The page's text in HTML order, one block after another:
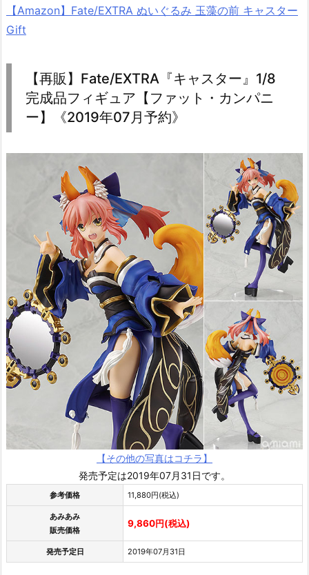
【Amazon】Fate/EXTRA ぬいぐるみ 玉藻の前 キャスター
Gift
【再販】Fate/EXTRA『キャスター』1/8
完成品フィギュア【ファット・カンパニ
ー】《2019年07月予約》
【その他の写真はコチラ】
発売予定は2019年07月31日です。
参考価格 11,880円(税込)
あみあみ
販売価格
9,860円(税込)
発売予定日 2019年07月31日